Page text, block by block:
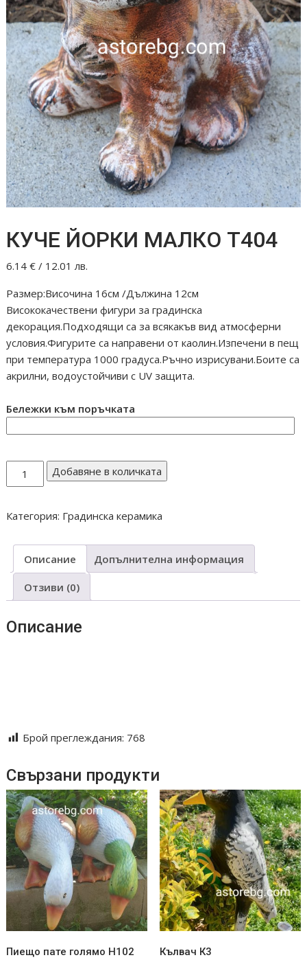
КУЧЕ ЙОРКИ МАЛКО Т404
6.14€ / 12.01 лв.
Размер:Височина 16см /Дължина 12см
Висококачествени фигури за градинска
декорация.Подходящи са за всякакъв вид атмосферни
условия.Фигурите са направени от каолин.Изпечени в пещ
при температура 1000 градуса.Ръчно изрисувани.Боите са
акрилни, водоустойчиви с UV защита.
Бележки към поръчката
количество
за
ЙОРКИ
Добавяне в количката
Категория: Градинска керамика
Описание Допълнителна информация
Отзиви (0)
Описание
Брой преглеждания: 768
Свързани продукти
Пиещо пате голямо Н102
Кълвач К3